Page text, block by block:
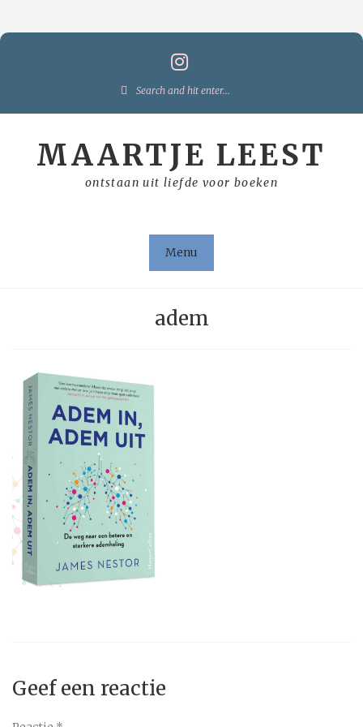
Search
MAARTJE LEEST
ontstaan uit liefde voor boeken
Menu
adem
Geef een reactie